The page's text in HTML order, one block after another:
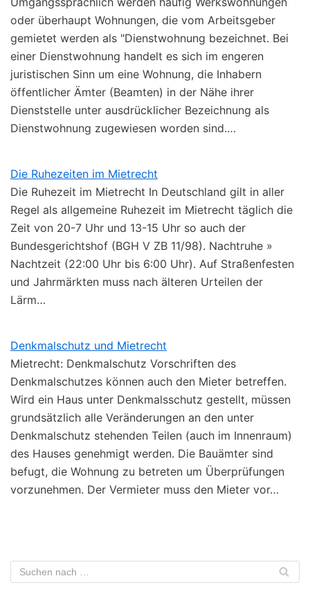
oder überhaupt Wohnungen, die vom Arbeitsgeber
gemietet werden als "Dienstwohnung bezeichnet. Bei
einer Dienstwohnung handelt es sich im engeren
juristischen Sinn um eine Wohnung, die Inhabern
öffentlicher Ämter (Beamten) in der Nähe ihrer
Dienststelle unter ausdrücklicher Bezeichnung als
Dienstwohnung zugewiesen worden sind.…
Die Ruhezeiten im Mietrecht
Die Ruhezeit im Mietrecht In Deutschland gilt in aller
Regel als allgemeine Ruhezeit im Mietrecht täglich die
Zeit von 20-7 Uhr und 13-15 Uhr so auch der
Bundesgerichtshof (BGH V ZB 11/98). Nachtruhe »
Nachtzeit (22:00 Uhr bis 6:00 Uhr). Auf Straßenfesten
und Jahrmärkten muss nach älteren Urteilen der
Lärm…
Denkmalschutz und Mietrecht
Mietrecht: Denkmalschutz Vorschriften des
Denkmalschutzes können auch den Mieter betreffen.
Wird ein Haus unter Denkmalsschutz gestellt, müssen
grundsätzlich alle Veränderungen an den unter
Denkmalschutz stehenden Teilen (auch im Innenraum)
des Hauses genehmigt werden. Die Bauämter sind
befugt, die Wohnung zu betreten um Überprüfungen
vorzunehmen. Der Vermieter muss den Mieter vor…